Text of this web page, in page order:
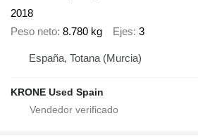
2018
Peso neto 8.780 kg Ejes 3
España, Totana (Murcia)
KRONE Used Spain